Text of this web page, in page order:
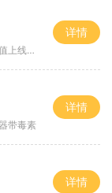
送神器
详情
带毒素
详情
详情